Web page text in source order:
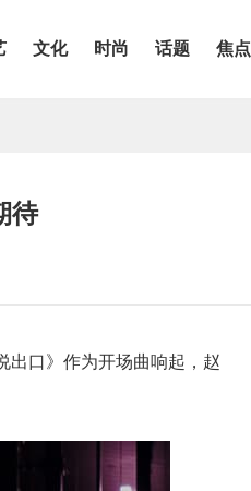
文化 时尚 话题 焦点
待
出口》作为开场曲响起，赵